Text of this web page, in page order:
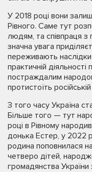
У 2018 році вони
Рівного. Саме тут
людям, та співпраця з
значна увага
переживають наслідки
практичній
постраждалим
протистоїть російській
З того часу Україна
Більше того — тут
році в Рівному
донька Естер, у 2022
родина поповнилася
четверо дітей,
громадянства